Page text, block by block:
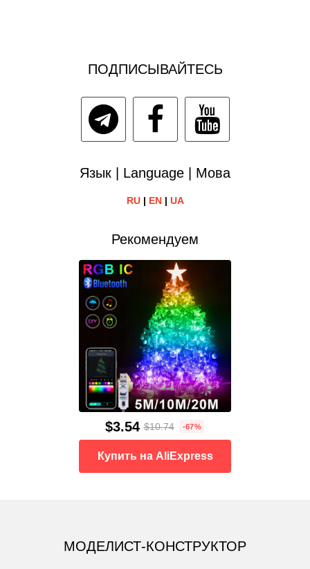
ПОДПИСЫВАЙТЕСЬ
Язык | Language | Мова
RU| EN| UA
Рекомендуем
$3.54 $10.74 -67%
Купить на AliExpress
МОДЕЛИСТ-КОНСТРУКТОР